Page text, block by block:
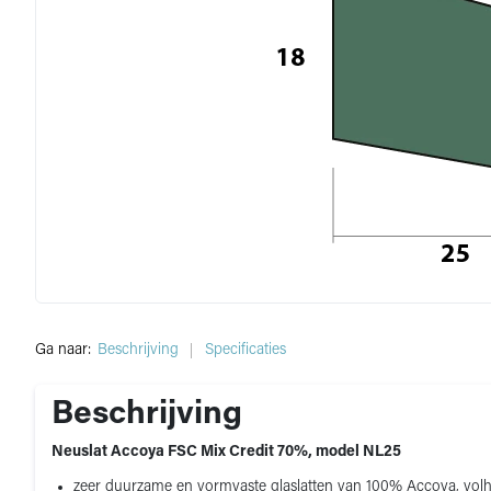
Ga naar: Beschrijving Specificaties
Beschrijving
Neuslat Accoya FSC Mix Credit 70%, model NL25
zeer duurzame en vormvaste glaslatten van 100% Accoya,